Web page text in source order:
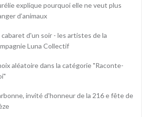
explique pourquoi elle ne veut plus
d’animaux
cabaret d'un soir - les artistes de la
Luna Collectif
aléatoire dans la catégorie "Raconte-
invité d'honneur de la 216 e fête de